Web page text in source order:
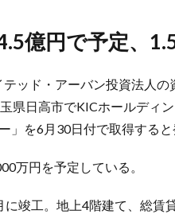
億円で予定、
テッド・アーバン投資法人
県日高市でKICホールディ
」を6月30日付で取得すると
万円を予定している。
に竣工。地上4階建て、総賃